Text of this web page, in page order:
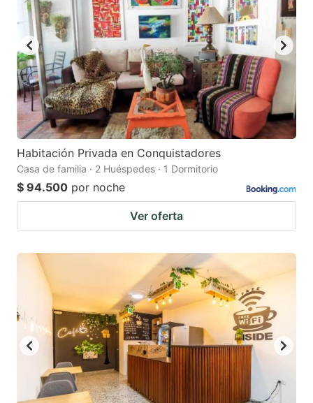
Habitación Privada en Conquistadores
Casa de familia · 2 Huéspedes · 1 Dormitorio
$ 94.500 por noche
Ver oferta